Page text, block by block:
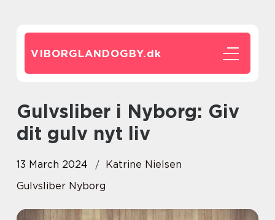
VIBORGLANDOGBY.dk
Gulvsliber i Nyborg: Giv
dit gulv nyt liv
13 March 2024
Katrine Nielsen
Gulvsliber Nyborg